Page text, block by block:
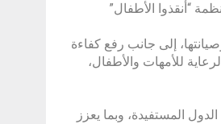
“أنقذوا الأطفال”
إلى جانب رفع كفاءة
للأمهات والأطفال،
المستفيدة، وبما يعزز